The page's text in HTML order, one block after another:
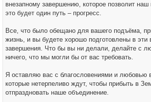
внезапному завершению, которое позволит
это будет один путь – прогресс.
Все, что было обещано для вашего подъёма,
жизнь, и вы будете хорошо подготовлены в эти
завершения. Что бы вы ни делали, делайте с
ничего, что мы могли бы от вас требовать.
Я оставляю вас с благословениями и любовью
которые нетерпеливо ждут, чтобы прибыть в
отпраздновать наше объединение.